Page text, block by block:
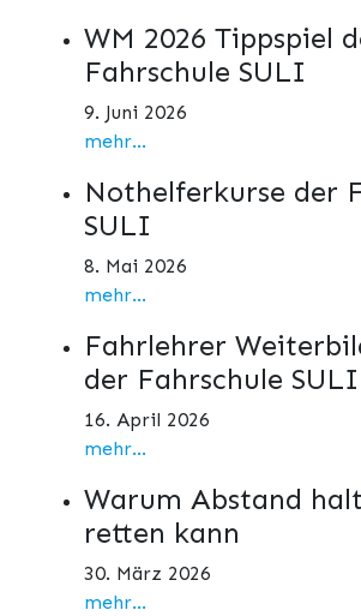
WM 2026 Tippspiel
Fahrschule SULI
9. Juni 2026
mehr...
Nothelferkurse der
SULI
8. Mai 2026
mehr...
Fahrlehrer
der Fahrschule SULI
16. April 2026
mehr...
Warum Abstand
retten kann
30. März 2026
mehr...